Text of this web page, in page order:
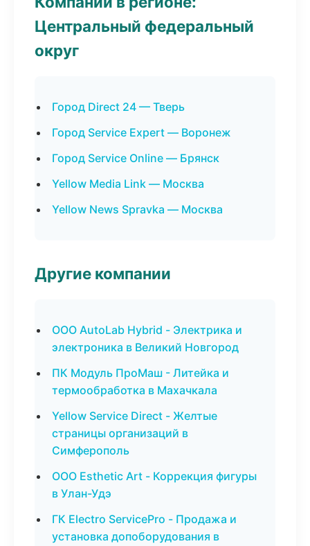
Центральный федеральный
округ
Город Direct 24 — Тверь
Город Service Expert — Воронеж
Город Service Online — Брянск
Yellow Media Link — Москва
Yellow News Spravka — Москва
Другие компании
ООО AutoLab Hybrid - Электрика и
электроника в Великий Новгород
ПК Модуль ПроМаш - Литейка и
термообработка в Махачкала
Yellow Service Direct - Желтые
страницы организаций в
Симферополь
ООО Esthetic Art - Коррекция фигуры
в Улан-Удэ
ГК Electro ServicePro - Продажа и
установка допоборудования в